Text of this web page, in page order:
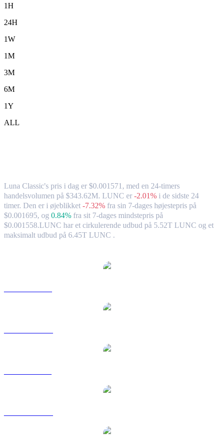
1H
24H
1W
1M
3M
6M
1Y
ALL
Luna Classic's pris i dag er $0.001571, med en 24-timers
handelsvolumen på $343.62M. LUNC er -2.01% i de sidste 24
timer. Den er i øjeblikket -7.32% fra sin 7-dages højestepris på
$0.001695, og 0.84% fra sit 7-dages mindstepris på
$0.001558.LUNC har et cirkulerende udbud på 5.52T LUNC og et
maksimalt udbud på 6.45T LUNC .